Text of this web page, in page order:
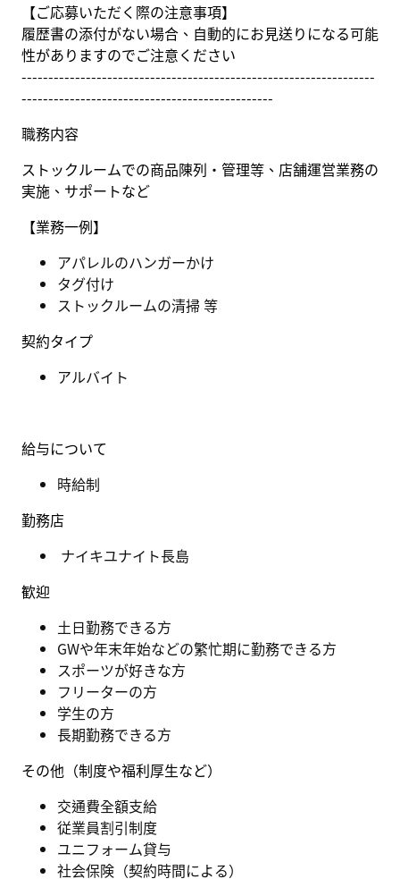
【ご応募いただく際の注意事項】
履歴書の添付がない場合、自動的にお見送りになる可能
性がありますのでご注意ください
------------------------------------------------------------------
-----------------------------------------------
職務内容
ストックルームでの商品陳列・管理等、店舗運営業務の
実施、サポートなど
【業務一例】
アパレルのハンガーかけ
タグ付け
ストックルームの清掃 等
契約タイプ
アルバイト
給与について
時給制
勤務店
ナイキユナイト長島
歓迎
土日勤務できる方
GWや年末年始などの繁忙期に勤務できる方
スポーツが好きな方
フリーターの方
学生の方
長期勤務できる方
その他（制度や福利厚生など）
交通費全額支給
従業員割引制度
ユニフォーム貸与
社会保険（契約時間による）